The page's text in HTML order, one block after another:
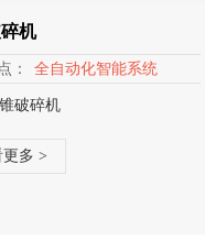
机
： 全自动化智能系统
破碎机
更多 >